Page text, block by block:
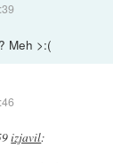
Meh >:(
izjavil: